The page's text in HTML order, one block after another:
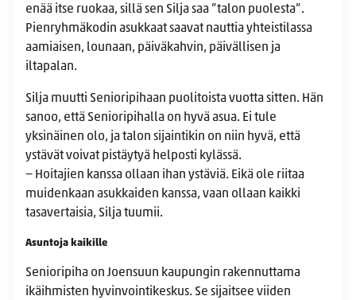
enää itse ruokaa, sillä sen Silja saa ”talon puolesta”.
Pienryhmäkodin asukkaat saavat nauttia yhteistilassa
aamiaisen, lounaan, päiväkahvin, päivällisen ja
iltapalan.
Silja muutti Senioripihaan puolitoista vuotta sitten. Hän
sanoo, että Senioripihalla on hyvä asua. Ei tule
yksinäinen olo, ja talon sijaintikin on niin hyvä, että
ystävät voivat pistäytyä helposti kylässä.
− Hoitajien kanssa ollaan ihan ystäviä. Eikä ole riitaa
muidenkaan asukkaiden kanssa, vaan ollaan kaikki
tasavertaisia, Silja tuumii.
Asuntoja kaikille
Senioripiha on Joensuun kaupungin rakennuttama
ikäihmisten hyvinvointikeskus. Se sijaitsee viiden